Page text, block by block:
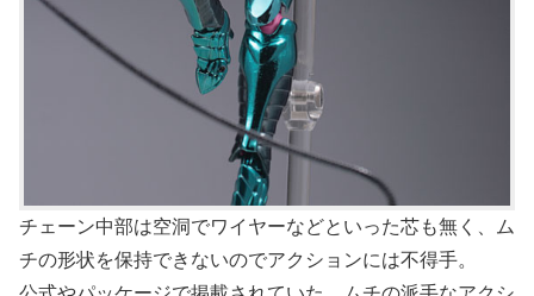
チェーン中部は空洞でワイヤーなどといった芯も無く、ム
チの形状を保持できないのでアクションには不得手。